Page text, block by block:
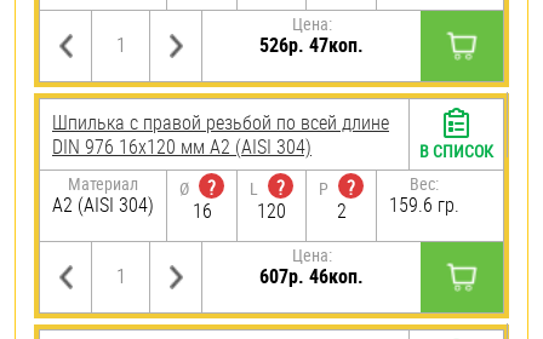
Цена:
526р. 47коп.
Шпилька с правой резьбой по всей длине
DIN 976 16х120 мм А2 (AISI 304)
Материал
А2 (AISI 304)
Ø
?
16
L
?
120
P
?
2
Вес:
159.6 гр.
Цена:
607р. 46коп.
В СПИСОК